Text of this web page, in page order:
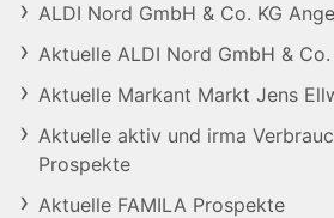
ALDI Nord GmbH & Co. KG
Aktuelle ALDI Nord GmbH &
Aktuelle Markant Markt Jens
Aktuelle aktiv und irma
Prospekte
Aktuelle FAMILA Prospekte